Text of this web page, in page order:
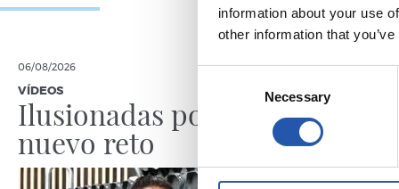
information about your use
other information that
Necessary
06/08/2026
VÍDEOS
Ilusionadas por el
nuevo reto
30/07/2026
con la